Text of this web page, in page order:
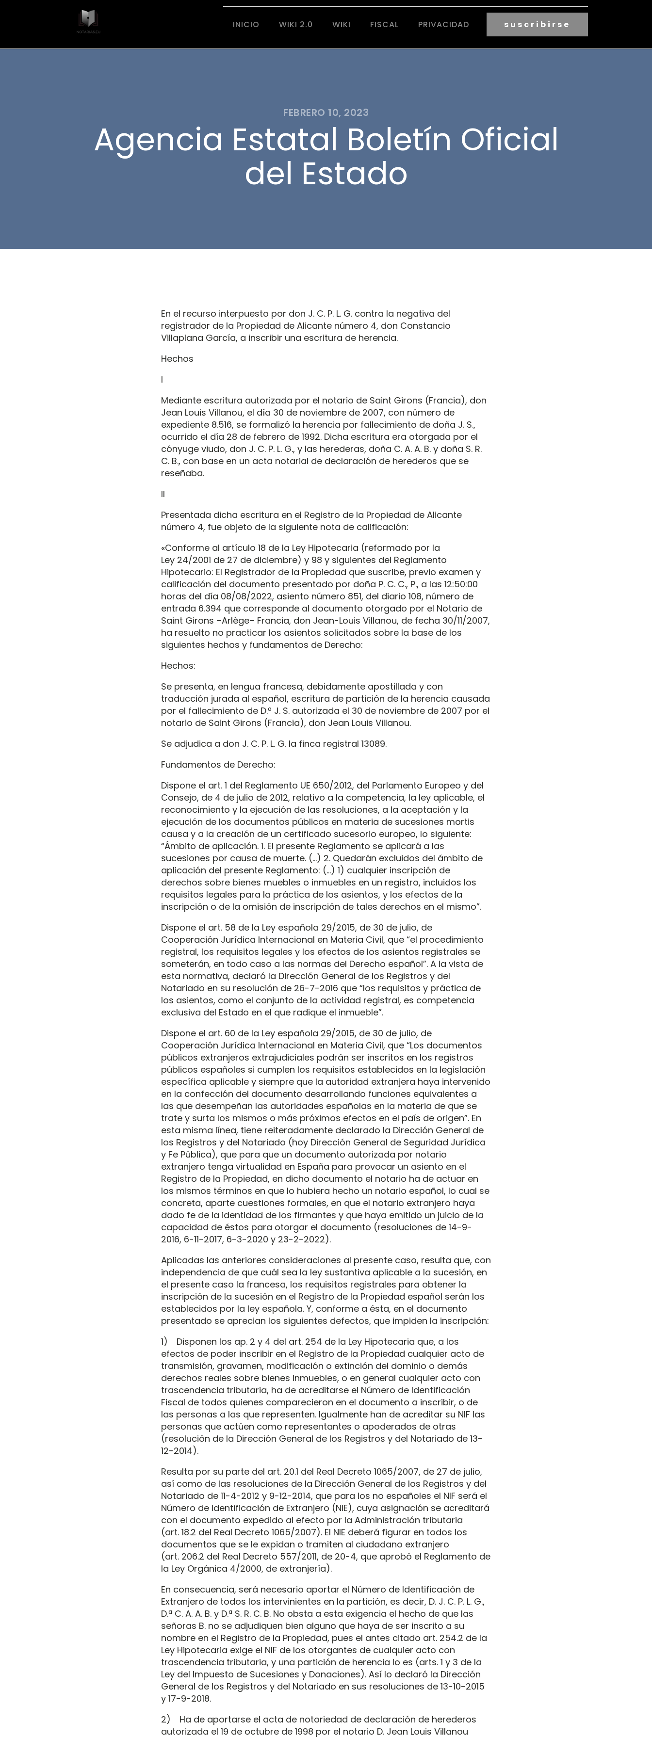
INICIO WIKI 2.0 WIKI FISCAL PRIVACIDAD suscribirse
FEBRERO 10, 2023
Agencia Estatal Boletín Oficial
del Estado
En el recurso interpuesto por don J. C. P. L. G. contra la negativa del
registrador de la Propiedad de Alicante número 4, don Constancio
Villaplana García, a inscribir una escritura de herencia.
Hechos
I
Mediante escritura autorizada por el notario de Saint Girons (Francia), don
Jean Louis Villanou, el día 30 de noviembre de 2007, con número de
expediente 8.516, se formalizó la herencia por fallecimiento de doña J. S.,
ocurrido el día 28 de febrero de 1992. Dicha escritura era otorgada por el
cónyuge viudo, don J. C. P. L. G., y las herederas, doña C. A. A. B. y doña S. R.
C. B., con base en un acta notarial de declaración de herederos que se
reseñaba.
II
Presentada dicha escritura en el Registro de la Propiedad de Alicante
número 4, fue objeto de la siguiente nota de calificación:
«Conforme al artículo 18 de la Ley Hipotecaria (reformado por la
Ley 24/2001 de 27 de diciembre) y 98 y siguientes del Reglamento
Hipotecario: El Registrador de la Propiedad que suscribe, previo examen y
calificación del documento presentado por doña P. C. C., P., a las 12:50:00
horas del día 08/08/2022, asiento número 851, del diario 108, número de
entrada 6.394 que corresponde al documento otorgado por el Notario de
Saint Girons –Arlège– Francia, don Jean-Louis Villanou, de fecha 30/11/2007,
ha resuelto no practicar los asientos solicitados sobre la base de los
siguientes hechos y fundamentos de Derecho:
Hechos:
Se presenta, en lengua francesa, debidamente apostillada y con
traducción jurada al español, escritura de partición de la herencia causada
por el fallecimiento de D.ª J. S. autorizada el 30 de noviembre de 2007 por el
notario de Saint Girons (Francia), don Jean Louis Villanou.
Se adjudica a don J. C. P. L. G. la finca registral 13089.
Fundamentos de Derecho:
Dispone el art. 1 del Reglamento UE 650/2012, del Parlamento Europeo y del
Consejo, de 4 de julio de 2012, relativo a la competencia, la ley aplicable, el
reconocimiento y la ejecución de las resoluciones, a la aceptación y la
ejecución de los documentos públicos en materia de sucesiones mortis
causa y a la creación de un certificado sucesorio europeo, lo siguiente:
“Ámbito de aplicación. 1. El presente Reglamento se aplicará a las
sucesiones por causa de muerte. (…) 2. Quedarán excluidos del ámbito de
aplicación del presente Reglamento: (…) 1) cualquier inscripción de
derechos sobre bienes muebles o inmuebles en un registro, incluidos los
requisitos legales para la práctica de los asientos, y los efectos de la
inscripción o de la omisión de inscripción de tales derechos en el mismo”.
Dispone el art. 58 de la Ley española 29/2015, de 30 de julio, de
Cooperación Jurídica Internacional en Materia Civil, que “el procedimiento
registral, los requisitos legales y los efectos de los asientos registrales se
someterán, en todo caso a las normas del Derecho español”. A la vista de
esta normativa, declaró la Dirección General de los Registros y del
Notariado en su resolución de 26-7-2016 que “los requisitos y práctica de
los asientos, como el conjunto de la actividad registral, es competencia
exclusiva del Estado en el que radique el inmueble”.
Dispone el art. 60 de la Ley española 29/2015, de 30 de julio, de
Cooperación Jurídica Internacional en Materia Civil, que “Los documentos
públicos extranjeros extrajudiciales podrán ser inscritos en los registros
públicos españoles si cumplen los requisitos establecidos en la legislación
específica aplicable y siempre que la autoridad extranjera haya intervenido
en la confección del documento desarrollando funciones equivalentes a
las que desempeñan las autoridades españolas en la materia de que se
trate y surta los mismos o más próximos efectos en el país de origen”. En
esta misma línea, tiene reiteradamente declarado la Dirección General de
los Registros y del Notariado (hoy Dirección General de Seguridad Jurídica
y Fe Pública), que para que un documento autorizada por notario
extranjero tenga virtualidad en España para provocar un asiento en el
Registro de la Propiedad, en dicho documento el notario ha de actuar en
los mismos términos en que lo hubiera hecho un notario español, lo cual se
concreta, aparte cuestiones formales, en que el notario extranjero haya
dado fe de la identidad de los firmantes y que haya emitido un juicio de la
capacidad de éstos para otorgar el documento (resoluciones de 14-9-
2016, 6-11-2017, 6-3-2020 y 23-2-2022).
Aplicadas las anteriores consideraciones al presente caso, resulta que, con
independencia de que cuál sea la ley sustantiva aplicable a la sucesión, en
el presente caso la francesa, los requisitos registrales para obtener la
inscripción de la sucesión en el Registro de la Propiedad español serán los
establecidos por la ley española. Y, conforme a ésta, en el documento
presentado se aprecian los siguientes defectos, que impiden la inscripción:
1) Disponen los ap. 2 y 4 del art. 254 de la Ley Hipotecaria que, a los
efectos de poder inscribir en el Registro de la Propiedad cualquier acto de
transmisión, gravamen, modificación o extinción del dominio o demás
derechos reales sobre bienes inmuebles, o en general cualquier acto con
trascendencia tributaria, ha de acreditarse el Número de Identificación
Fiscal de todos quienes comparecieron en el documento a inscribir, o de
las personas a las que representen. Igualmente han de acreditar su NIF las
personas que actúen como representantes o apoderados de otras
(resolución de la Dirección General de los Registros y del Notariado de 13-
12-2014).
Resulta por su parte del art. 20.1 del Real Decreto 1065/2007, de 27 de julio,
así como de las resoluciones de la Dirección General de los Registros y del
Notariado de 11-4-2012 y 9-12-2014, que para los no españoles el NIF será el
Número de Identificación de Extranjero (NIE), cuya asignación se acreditará
con el documento expedido al efecto por la Administración tributaria
(art. 18.2 del Real Decreto 1065/2007). El NIE deberá figurar en todos los
documentos que se le expidan o tramiten al ciudadano extranjero
(art. 206.2 del Real Decreto 557/2011, de 20-4, que aprobó el Reglamento de
la Ley Orgánica 4/2000, de extranjería).
En consecuencia, será necesario aportar el Número de Identificación de
Extranjero de todos los intervinientes en la partición, es decir, D. J. C. P. L. G.,
D.ª C. A. A. B. y D.ª S. R. C. B. No obsta a esta exigencia el hecho de que las
señoras B. no se adjudiquen bien alguno que haya de ser inscrito a su
nombre en el Registro de la Propiedad, pues el antes citado art. 254.2 de la
Ley Hipotecaria exige el NIF de los otorgantes de cualquier acto con
trascendencia tributaria, y una partición de herencia lo es (arts. 1 y 3 de la
Ley del Impuesto de Sucesiones y Donaciones). Así lo declaró la Dirección
General de los Registros y del Notariado en sus resoluciones de 13-10-2015
y 17-9-2018.
2) Ha de aportarse el acta de notoriedad de declaración de herederos
autorizada el 19 de octubre de 1998 por el notario D. Jean Louis Villanou